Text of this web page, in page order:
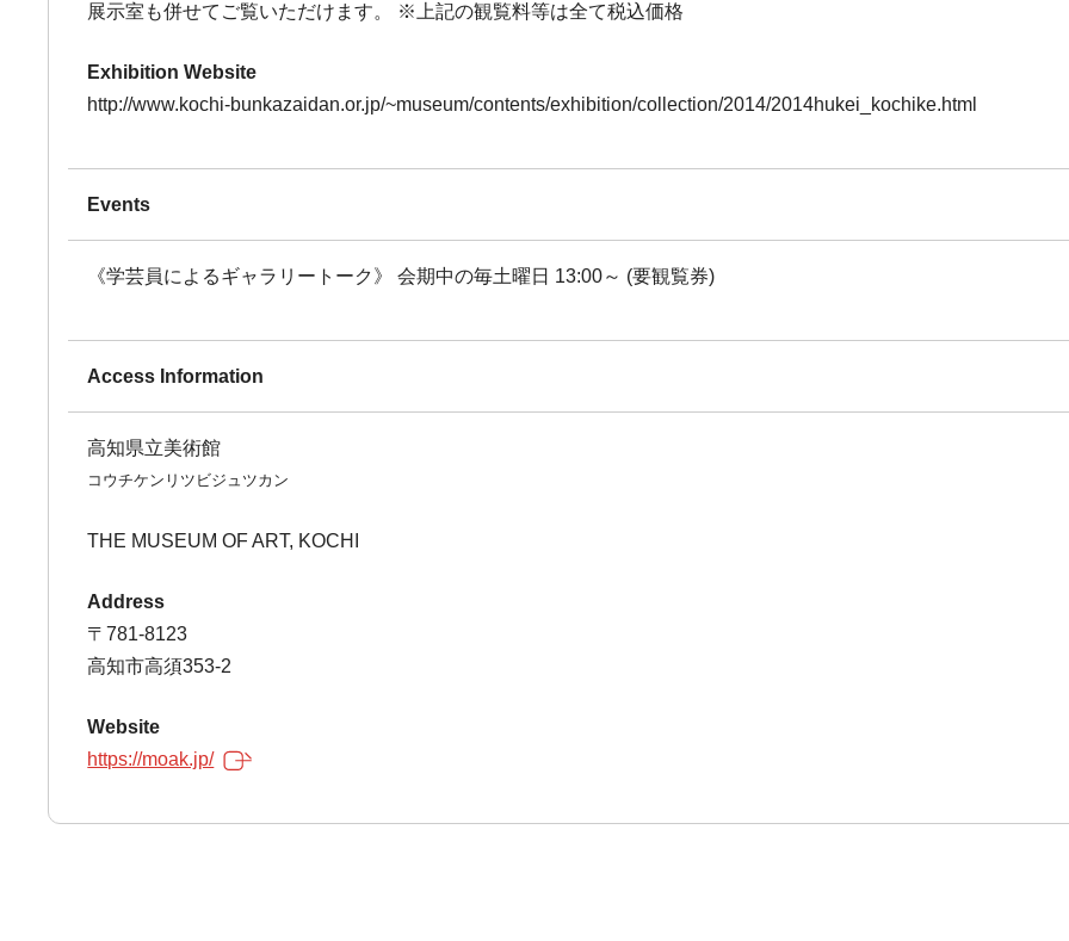
展示室も併せてご覧いただけます。 ※上記の観覧料等は全て税込価格
Exhibition Website
http://www.kochi-bunkazaidan.or.jp/~museum/contents/exhibition/collection/2014/2014hukei_kochike.html
Events
《学芸員によるギャラリートーク》 会期中の毎土曜日 13:00～ (要観覧券)
Access Information
高知県立美術館
コウチケンリツビジュツカン
THE MUSEUM OF ART, KOCHI
Address
〒781-8123
高知市高須353-2
Website
https://moak.jp/